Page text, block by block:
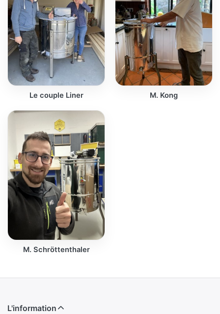
Le couple Liner M. Kong
M. Schröttenthaler
L'information